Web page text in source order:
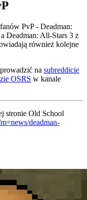
PvP - Deadman:
Deadman: All-Stars 3 z
również kolejne
na subreddicie
OSRS w kanale
stronie Old School
deadman-